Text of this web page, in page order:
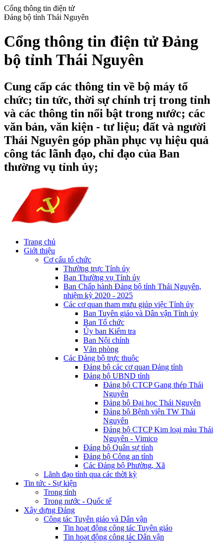
Cổng thông tin điện tử
Đảng bộ tỉnh Thái Nguyên
Cổng thông tin điện tử Đảng
bộ tỉnh Thái Nguyên
Cung cấp các thông tin về bộ máy tổ
chức; tin tức, thời sự chính trị trong tỉnh
và các thông tin nổi bật trong nước; các
văn bản, văn kiện - tư liệu; đất và người
Thái Nguyên góp phần phục vụ hiệu quả
công tác lãnh đạo, chỉ đạo của Ban
thường vụ tỉnh ủy;
Trang chủ
Giới thiệu
Cơ cấu tổ chức
Thường trực Tỉnh ủy
Ban Thường vụ Tỉnh ủy
Ban Chấp hành Đảng bộ tỉnh Thái Nguyên,
nhiệm kỳ 2020 - 2025
Các cơ quan tham mưu giúp việc Tỉnh ủy
Ban Tuyên giáo và Dân vận Tỉnh ủy
Ban Tổ chức
Ủy ban Kiểm tra
Ban Nội chính
Văn phòng
Các Đảng bộ trực thuộc
Đảng bộ các cơ quan Đảng tỉnh
Đảng bộ UBND tỉnh
Đảng bộ CTCP Gang thép Thái
Nguyên
Đảng bộ Đại học Thái Nguyên
Đảng bộ Bệnh viện TW Thái
Nguyên
Đảng bộ CTCP Kim loại màu Thái
Nguyên - Vimico
Đảng bộ Quân sự tỉnh
Đảng bộ Công an tỉnh
Các Đảng bộ Phường, Xã
Lãnh đạo tỉnh qua các thời kỳ
Tin tức - Sự kiện
Trong tỉnh
Trong nước - Quốc tế
Xây dựng Đảng
Công tác Tuyên giáo và Dân vận
Tin hoạt động công tác Tuyên giáo
Tin hoạt động công tác Dân vận